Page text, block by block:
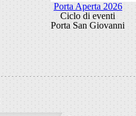
Porta Aperta 2026
Ciclo di eventi
Porta San Giovanni